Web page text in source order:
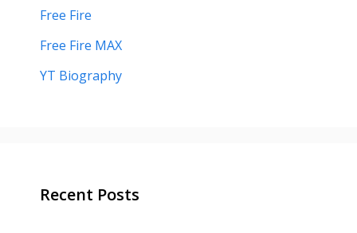
Free Fire
Free Fire MAX
YT Biography
Recent Posts